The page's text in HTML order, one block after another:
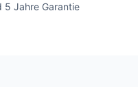
5 Jahre Garantie